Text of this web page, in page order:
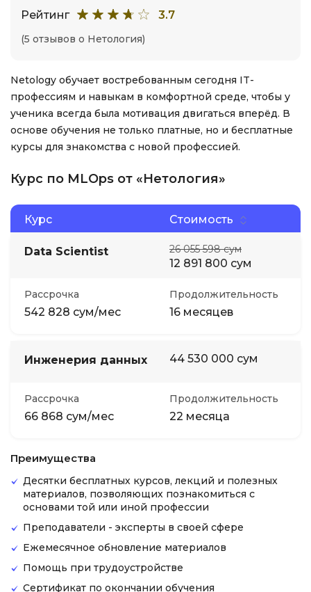
Рейтинг 3.7
(5 отзывов о Нетология)
Netology обучает востребованным сегодня IT-
профессиям и навыкам в комфортной среде, чтобы у
ученика всегда была мотивация двигаться вперёд. В
основе обучения не только платные, но и бесплатные
курсы для знакомства с новой профессией.
Курс по MLOps от «Нетология»
Курс Стоимость
Data Scientist 26 055 598 сум
12 891 800 сум
Рассрочка
542 828 сум/мес
Продолжительность
16 месяцев
Инженерия данных 44 530 000 сум
Рассрочка
66 868 сум/мес
Продолжительность
22 месяца
Преимущества
Десятки бесплатных курсов, лекций и полезных
материалов, позволяющих познакомиться с
основами той или иной профессии
Преподаватели - эксперты в своей сфере
Ежемесячное обновление материалов
Помощь при трудоустройстве
Сертификат по окончании обучения